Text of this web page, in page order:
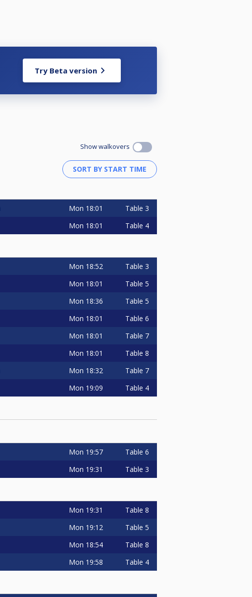
Try Beta version
Show walkovers
Mon 18:01 Table 3
Mon 18:01 Table 4
Mon 18:52 Table 3
Mon 18:01 Table 5
Mon 18:36 Table 5
Mon 18:01 Table 6
Mon 18:01 Table 7
Mon 18:01 Table 8
Mon 18:32 Table 7
Mon 19:09 Table 4
Mon 19:57 Table 6
Mon 19:31 Table 3
Mon 19:31 Table 8
Mon 19:12 Table 5
Mon 18:54 Table 8
Mon 19:58 Table 4